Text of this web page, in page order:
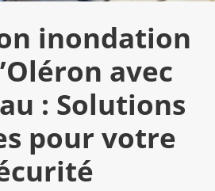
inondation
avec
: Solutions
pour votre